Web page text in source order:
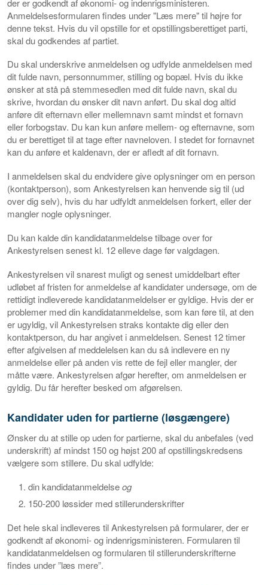
Anmeldelsesformularen findes under "Læs mere" til højre for
denne tekst. Hvis du vil opstille for et opstillingsberettiget parti,
skal du godkendes af partiet.
Du skal underskrive anmeldelsen og udfylde anmeldelsen med
dit fulde navn, personnummer, stilling og bopæl. Hvis du ikke
ønsker at stå på stemmesedlen med dit fulde navn, skal du
skrive, hvordan du ønsker dit navn anført. Du skal dog altid
anføre dit efternavn eller mellemnavn samt mindst et fornavn
eller forbogstav. Du kan kun anføre mellem- og efternavne, som
du er berettiget til at tage efter navneloven. I stedet for fornavnet
kan du anføre et kaldenavn, der er afledt af dit fornavn.
I anmeldelsen skal du endvidere give oplysninger om en person
(kontaktperson), som Ankestyrelsen kan henvende sig til (ud
over dig selv), hvis du har udfyldt anmeldelsen forkert, eller der
mangler nogle oplysninger.
Du kan kalde din kandidatanmeldelse tilbage over for
Ankestyrelsen senest kl. 12 elleve dage før valgdagen.
Ankestyrelsen vil snarest muligt og senest umiddelbart efter
udløbet af fristen for anmeldelse af kandidater undersøge, om de
rettidigt indleverede kandidatanmeldelser er gyldige. Hvis der er
problemer med din kandidatanmeldelse, som kan føre til, at den
er ugyldig, vil Ankestyrelsen straks kontakte dig eller den
kontaktperson, du har angivet i anmeldelsen. Senest 12 timer
efter afgivelsen af meddelelsen kan du så indlevere en ny
anmeldelse eller på anden vis rette de fejl eller mangler, der
måtte være. Ankestyrelsen afgør herefter, om anmeldelsen er
gyldig. Du får herefter besked om afgørelsen.
Kandidater uden for partierne (løsgængere)
Ønsker du at stille op uden for partierne, skal du anbefales (ved
underskrift) af mindst 150 og højst 200 af opstillingskredsens
vælgere som stillere. Du skal udfylde:
din kandidatanmeldelseog
150-200 løssider med stillerunderskrifter
Det hele skal indleveres til Ankestyrelsen på formularer, der er
godkendt af økonomi- og indenrigsministeren. Formularen til
kandidatanmeldelsen og formularen til stillerunderskrifterne
findes under ”læs mere”.